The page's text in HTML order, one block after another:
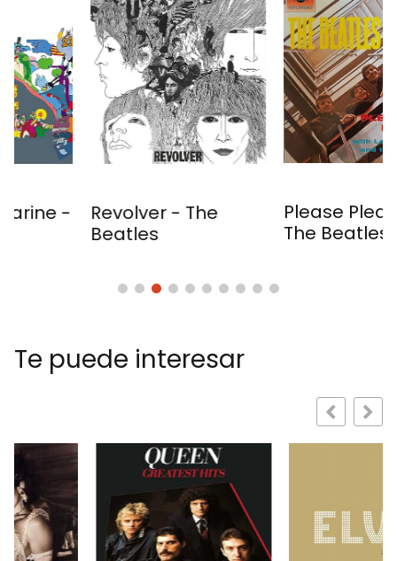
Revolver - The
Please Please Me -
The Beatles
Te puede interesar